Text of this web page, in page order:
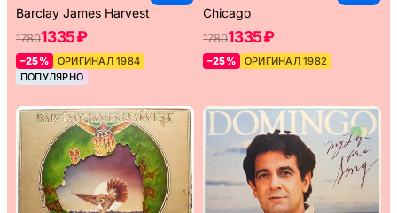
Barclay James Harvest
17801335 ₽
–25%
ОРИГИНАЛ 1984
ПОПУЛЯРНО
Chicago
17801335 ₽
–25% ОРИГИНАЛ 1982